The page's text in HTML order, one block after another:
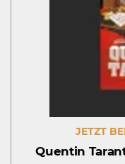
JETZT
Quentin